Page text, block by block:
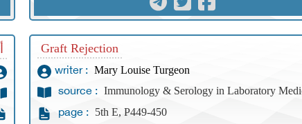
Graft Rejection
writer : Mary Louise Turgeon
source : Immunology & Serology in Laboratory
page : 5th E, P449-450